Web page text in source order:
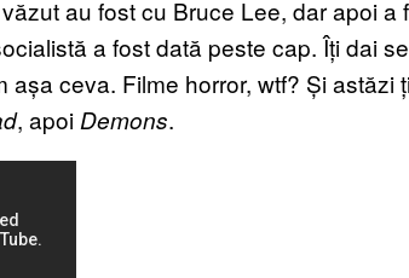
au fost cu Bruce Lee, dar apoi a
a fost dată peste cap. Îți dai
ceva. Filme horror, wtf? Și astăzi
, apoi Demons.